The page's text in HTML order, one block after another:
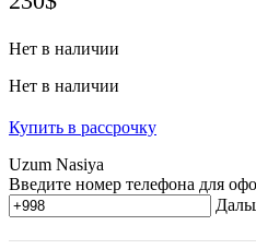
Нет в наличии
Нет в наличии
Купить в рассрочку
Uzum Nasiya
Введите номер телефона для